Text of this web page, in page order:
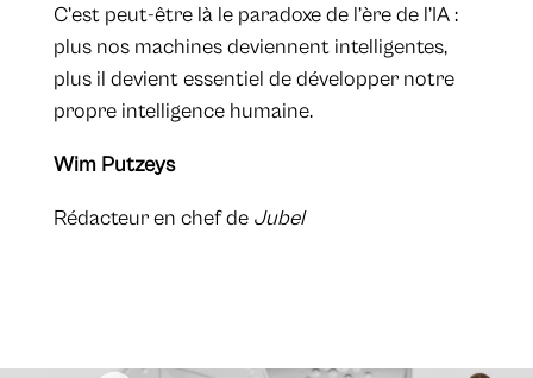
C’est peut-être là le paradoxe de l’ère de l’IA :
plus nos machines deviennent intelligentes,
plus il devient essentiel de développer notre
propre intelligence humaine.
Wim Putzeys
Rédacteur en chef de Jubel